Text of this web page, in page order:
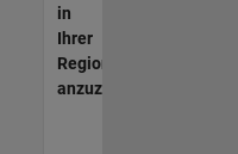
in
Ihrer
Region
anzuzeigen.